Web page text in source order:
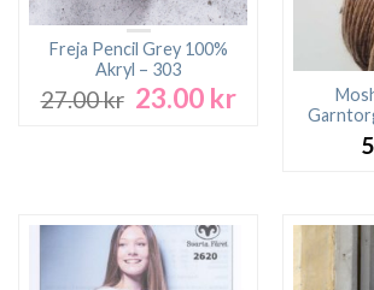
Freja Pencil Grey 100%
Akryl – 303
27.00kr Det
ursprungliga
23.00 krDet
nuvarande